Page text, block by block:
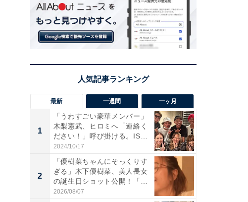
最新 一週間 一ヶ月
1
「うわすごい豪華メンバー」
木梨憲武、ヒロミへ「連絡く
ださい！」呼び掛ける。IS
S...
2024/10/17
2
「優樹菜ちゃんにそっくりす
ぎる」木下優樹菜、美人長女
の誕生日ショット公開！「1
4...
2026/08/07